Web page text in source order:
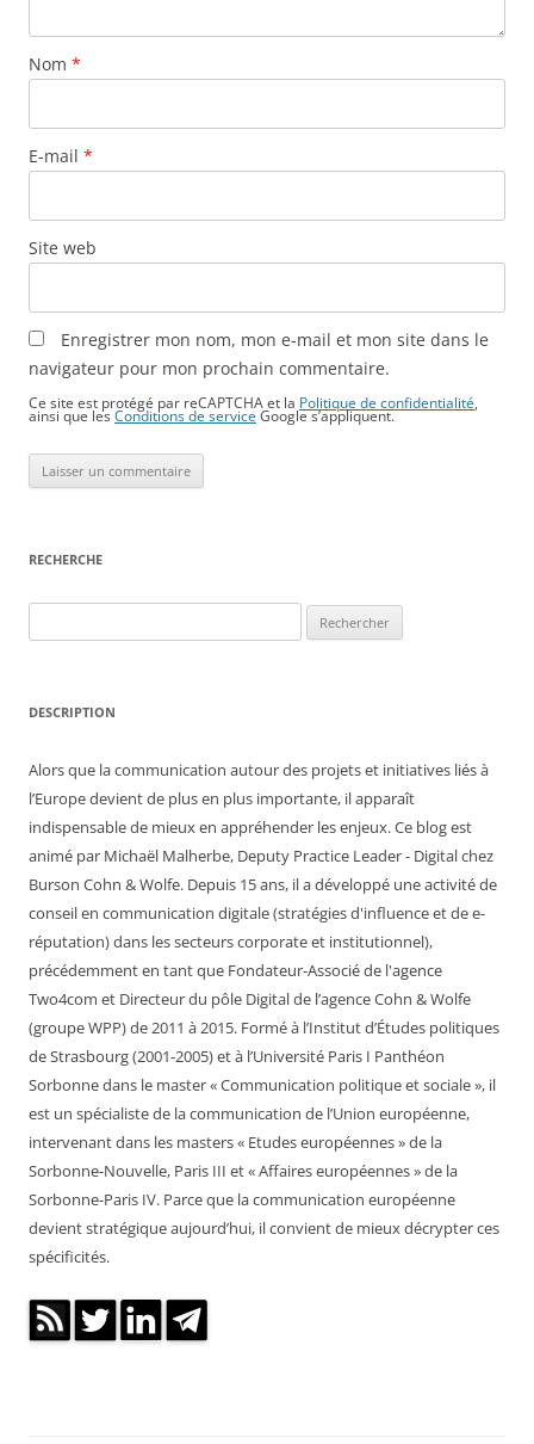
Nom *
E-mail *
Site web
Enregistrer mon nom, mon e-mail et mon site dans le
navigateur pour mon prochain commentaire.
Ce site est protégé par reCAPTCHA et la Politique de confidentialité
ainsi que lesConditions de service Google s’appliquent.
RECHERCHE
DESCRIPTION
Alors que la communication autour des projets et initiatives liés à
l’Europe devient de plus en plus importante, il apparaît
indispensable de mieux en appréhender les enjeux. Ce blog est
animé par Michaël Malherbe, Deputy Practice Leader - Digital chez
Burson Cohn & Wolfe. Depuis 15 ans, il a développé une activité de
conseil en communication digitale (stratégies d'influence et de e-
réputation) dans les secteurs corporate et institutionnel),
précédemment en tant que Fondateur-Associé de l'agence
Two4com et Directeur du pôle Digital de l’agence Cohn & Wolfe
(groupe WPP) de 2011 à 2015. Formé à l’Institut d’Études politiques
de Strasbourg (2001-2005) et à l’Université Paris I Panthéon
Sorbonne dans le master « Communication politique et sociale », il
est un spécialiste de la communication de l’Union européenne,
intervenant dans les masters « Etudes européennes » de la
Sorbonne-Nouvelle, Paris III et « Affaires européennes » de la
Sorbonne-Paris IV. Parce que la communication européenne
devient stratégique aujourd’hui, il convient de mieux décrypter ces
spécificités.